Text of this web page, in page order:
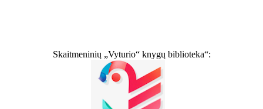
Skaitmeninių „Vyturio“ knygų biblioteka“: